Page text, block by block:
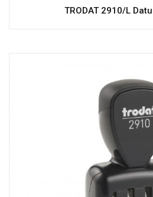
TRODAT 2910/L